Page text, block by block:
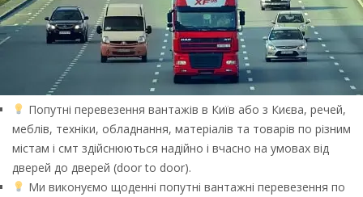
Попутні перевезення вантажів в Київ або з Києва, речей,
меблів, техніки, обладнання, матеріалів та товарів по різним
містам і смт здійснюються надійно і вчасно на умовах від
дверей до дверей (door to door).
Ми виконуємо щоденні попутні вантажні перевезення по